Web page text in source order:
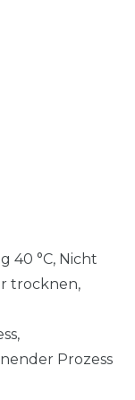
40 °C, Nicht
trocknen,
Prozess